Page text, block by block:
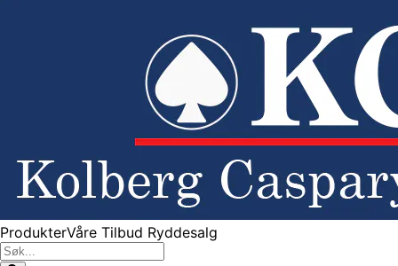
ProdukterVåre Tilbud Ryddesalg